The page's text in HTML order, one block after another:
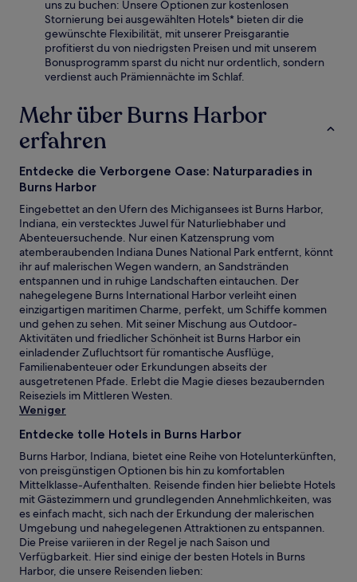
uns zu buchen: Unsere Optionen zur kostenlosen
Stornierung bei ausgewählten Hotels* bieten dir die
gewünschte Flexibilität, mit unserer Preisgarantie
profitierst du von niedrigsten Preisen und mit unserem
Bonusprogramm sparst du nicht nur ordentlich, sondern
verdienst auch Prämiennächte im Schlaf.
Mehr über Burns Harbor
erfahren
Entdecke die Verborgene Oase: Naturparadies in
Burns Harbor
Eingebettet an den Ufern des Michigansees ist Burns Harbor,
Indiana, ein verstecktes Juwel für Naturliebhaber und
Abenteuersuchende. Nur einen Katzensprung vom
atemberaubenden Indiana Dunes National Park entfernt, könnt
ihr auf malerischen Wegen wandern, an Sandstränden
entspannen und in ruhige Landschaften eintauchen. Der
nahegelegene Burns International Harbor verleiht einen
einzigartigen maritimen Charme, perfekt, um Schiffe kommen
und gehen zu sehen. Mit seiner Mischung aus Outdoor-
Aktivitäten und friedlicher Schönheit ist Burns Harbor ein
einladender Zufluchtsort für romantische Ausflüge,
Familienabenteuer oder Erkundungen abseits der
ausgetretenen Pfade. Erlebt die Magie dieses bezaubernden
Reiseziels im Mittleren Westen.
Weniger
Entdecke tolle Hotels in Burns Harbor
Burns Harbor, Indiana, bietet eine Reihe von Hotelunterkünften,
von preisgünstigen Optionen bis hin zu komfortablen
Mittelklasse-Aufenthalten. Reisende finden hier beliebte Hotels
mit Gästezimmern und grundlegenden Annehmlichkeiten, was
es einfach macht, sich nach der Erkundung der malerischen
Umgebung und nahegelegenen Attraktionen zu entspannen.
Die Preise variieren in der Regel je nach Saison und
Verfügbarkeit. Hier sind einige der besten Hotels in Burns
Harbor, die unsere Reisenden lieben: